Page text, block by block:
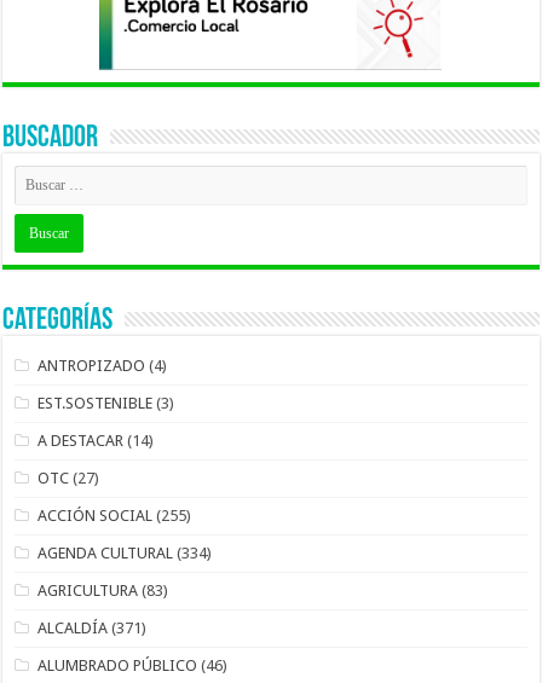
BUSCADOR
Categorías
ANTROPIZADO (4)
EST.SOSTENIBLE (3)
A DESTACAR (14)
OTC (27)
ACCIÓN SOCIAL (255)
AGENDA CULTURAL (334)
AGRICULTURA (83)
ALCALDÍA (371)
ALUMBRADO PÚBLICO (46)